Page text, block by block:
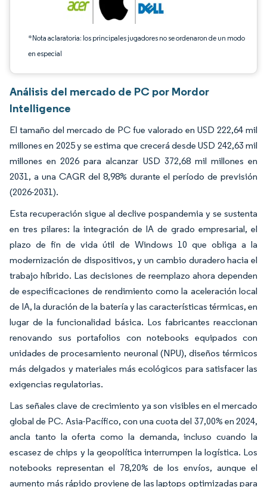
*Nota aclaratoria: los principales jugadores no se ordenaron de un modo
en especial
Análisis del mercado de PC por Mordor
Intelligence
El tamaño del mercado de PC fue valorado en USD 222,64 mil
millones en 2025 y se estima que crecerá desde USD 242,63 mil
millones en 2026 para alcanzar USD 372,68 mil millones en
2031, a una CAGR del 8,98% durante el período de previsión
(2026-2031).
Esta recuperación sigue al declive pospandemia y se sustenta
en tres pilares: la integración de IA de grado empresarial, el
plazo de fin de vida útil de Windows 10 que obliga a la
modernización de dispositivos, y un cambio duradero hacia el
trabajo híbrido. Las decisiones de reemplazo ahora dependen
de especificaciones de rendimiento como la aceleración local
de IA, la duración de la batería y las características térmicas, en
lugar de la funcionalidad básica. Los fabricantes reaccionan
renovando sus portafolios con notebooks equipados con
unidades de procesamiento neuronal (NPU), diseños térmicos
más delgados y materiales más ecológicos para satisfacer las
exigencias regulatorias.
Las señales clave de crecimiento ya son visibles en el mercado
global de PC. Asia-Pacífico, con una cuota del 37,00% en 2024,
ancla tanto la oferta como la demanda, incluso cuando la
escasez de chips y la geopolítica interrumpen la logística. Los
notebooks representan el 78,20% de los envíos, aunque el
aumento más rápido proviene de las laptops optimizadas para